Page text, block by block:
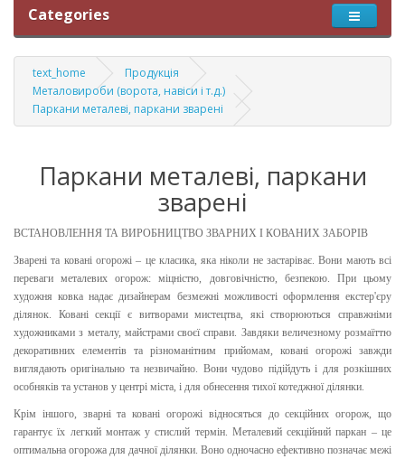
Categories
text_home
Продукція
Металовироби (ворота, навіси і т.д.)
Паркани металеві, паркани зварені
Паркани металеві, паркани
зварені
ВСТАНОВЛЕННЯ ТА ВИРОБНИЦТВО ЗВАРНИХ І КОВАНИХ ЗАБОРІВ
Зварені та ковані огорожі – це класика, яка ніколи не застаріває. Вони мають всі
переваги металевих огорож: міцністю, довговічністю, безпекою. При цьому
художня ковка надає дизайнерам безмежні можливості оформлення екстер'єру
ділянок. Ковані секції є витворами мистецтва, які створюються справжніми
художниками з металу, майстрами своєї справи. Завдяки величезному розмаїттю
декоративних елементів та різноманітним прийомам, ковані огорожі завжди
виглядають оригінально та незвичайно. Вони чудово підійдуть і для розкішних
особняків та установ у центрі міста, і для обнесення тихої котеджної ділянки.
Крім іншого, зварні та ковані огорожі відносяться до секційних огорож, що
гарантує їх легкий монтаж у стислий термін. Металевий секційний паркан – це
оптимальна огорожа для дачної ділянки. Воно одночасно ефективно позначає межі